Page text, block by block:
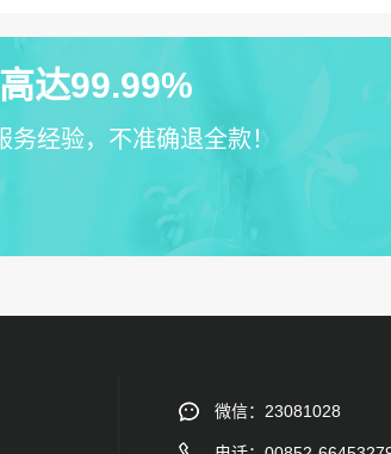
达99.99%
经验，不准确退全款！
微信：23081028